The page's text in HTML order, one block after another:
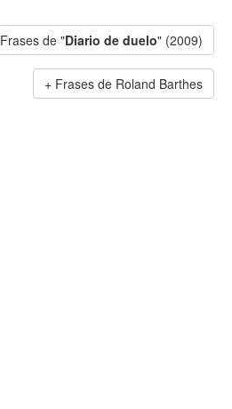
Frases de "Diario de duelo" (2009)
Frases de Roland Barthes